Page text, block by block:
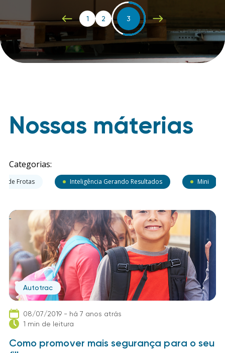
1 2 3
Nossas máterias
Categorias:
de Frotas Inteligência Gerando Resultados Mini
Autotrac
08/07/2019 - há 7 anos atrás
1 min de leitura
Como promover mais segurança para o seu